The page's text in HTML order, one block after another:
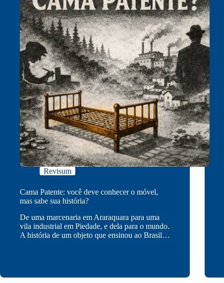
Revisum
Cama Patente: você deve conhecer o móvel,
mas sabe sua história?
De uma marcenaria em Araraquara para uma
vila industrial em Piedade, e dela para o mundo.
A história de um objeto que ensinou ao Brasil…